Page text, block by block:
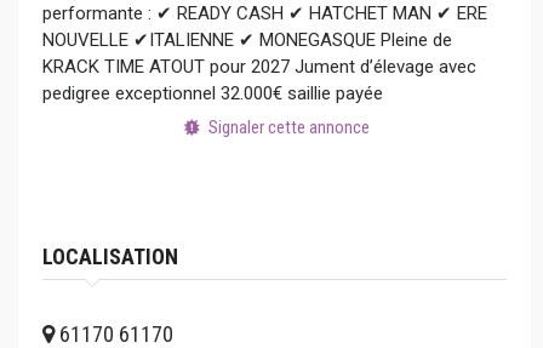
performante : ✔ READY CASH ✔ HATCHET MAN ✔ ERE
NOUVELLE ✔ITALIENNE ✔ MONEGASQUE Pleine de
KRACK TIME ATOUT pour 2027 Jument d’élevage avec
pedigree exceptionnel 32.000€ saillie payée
Signaler cette annonce
LOCALISATION
61170 61170